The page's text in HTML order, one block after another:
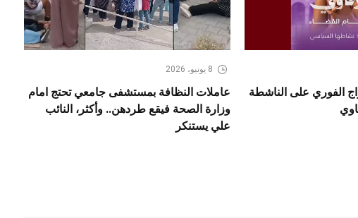
الفوري على الناشطة
8 يونيو، 2026
عاملات النظافة بمستشفى جامعي تحتج امام
وزارة الصحة فيقع طردهن.. وأكثر، النائب
علي يستنكر